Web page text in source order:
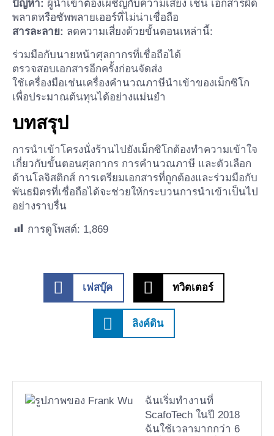
ปัญหา: ผู้นำเข้าต้องเผชิญกับความเสี่ยง เช่น เอกสารผิด
พลาดหรือซัพพลายเออร์ที่ไม่น่าเชื่อถือ
สารละลาย: ลดความเสี่ยงด้วยขั้นตอนเหล่านี้:
ร่วมมือกับนายหน้าศุลกากรที่เชื่อถือได้
ตรวจสอบเอกสารอีกครั้งก่อนจัดส่ง
ใช้เครื่องมือเช่นเครื่องคำนวณภาษีนำเข้าของเม็กซิโก
เพื่อประมาณต้นทุนได้อย่างแม่นยำ
บทสรุป
การนำเข้าโครงนั่งร้านไปยังเม็กซิโกต้องทำความเข้าใจ
เกี่ยวกับขั้นตอนศุลกากร การคำนวณภาษี และตัวเลือก
ด้านโลจิสติกส์ การเตรียมเอกสารที่ถูกต้องและร่วมมือกับ
พันธมิตรที่เชื่อถือได้จะช่วยให้กระบวนการนำเข้าเป็นไป
อย่างราบรื่น
การดูโพสต์: 1,869
เฟสบุ๊ค ทวิตเตอร์
ลิงค์ดิน
ฉันเริ่มทำงานที่
ScafoTech ในปี 2018
ฉันใช้เวลามากกว่า 6